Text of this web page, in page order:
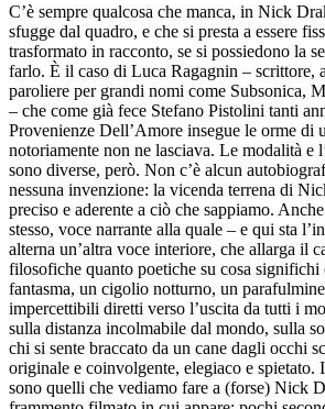
C’è sempre qualcosa che manca, in Nick
sfugge dal quadro, e che si presta a essere
trasformato in racconto, se si possiedono la
farlo. È il caso di Luca Ragagnin – scrittore,
paroliere per grandi nomi come Subsonica,
– che come già fece Stefano Pistolini tanti
Provenienze Dell’Amore insegue le orme di
notoriamente non ne lasciava. Le modalità e
sono diverse, però. Non c’è alcun
nessuna invenzione: la vicenda terrena di
preciso e aderente a ciò che sappiamo.
stesso, voce narrante alla quale – e qui sta
alterna un’altra voce interiore, che allarga il
filosofiche quanto poetiche su cosa significhi
fantasma, un cigolio notturno, un
impercettibili diretti verso l’uscita da tutti i
sulla distanza incolmabile dal mondo, sulla
chi si sente braccato da un cane dagli occhi
originale e coinvolgente, elegiaco e spietato.
sono quelli che vediamo fare a (forse) Nick